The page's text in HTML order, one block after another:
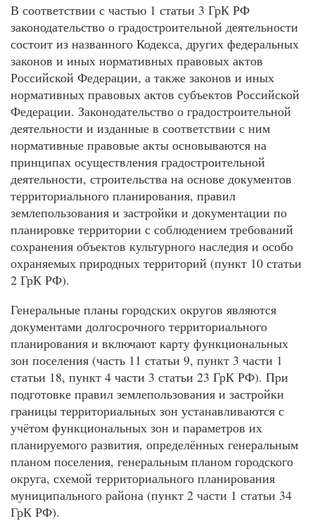
В соответствии с частью 1 статьи 3 ГрК РФ
законодательство о градостроительной деятельности
состоит из названного Кодекса, других федеральных
законов и иных нормативных правовых актов
Российской Федерации, а также законов и иных
нормативных правовых актов субъектов Российской
Федерации. Законодательство о градостроительной
деятельности и изданные в соответствии с ним
нормативные правовые акты основываются на
принципах осуществления градостроительной
деятельности, строительства на основе документов
территориального планирования, правил
землепользования и застройки и документации по
планировке территории с соблюдением требований
сохранения объектов культурного наследия и особо
охраняемых природных территорий (пункт 10 статьи
2 ГрК РФ).
Генеральные планы городских округов являются
документами долгосрочного территориального
планирования и включают карту функциональных
зон поселения (часть 11 статьи 9, пункт 3 части 1
статьи 18, пункт 4 части 3 статьи 23 ГрК РФ). При
подготовке правил землепользования и застройки
границы территориальных зон устанавливаются с
учётом функциональных зон и параметров их
планируемого развития, определённых генеральным
планом поселения, генеральным планом городского
округа, схемой территориального планирования
муниципального района (пункт 2 части 1 статьи 34
ГрК РФ).